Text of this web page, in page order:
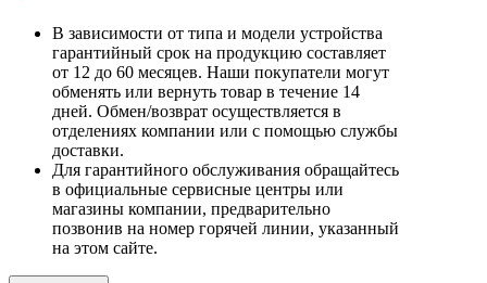
В зависимости от типа и модели устройства
гарантийный срок на продукцию составляет
от 12 до 60 месяцев. Наши покупатели могут
обменять или вернуть товар в течение 14
дней. Обмен/возврат осуществляется в
отделениях компании или с помощью службы
доставки.
Для гарантийного обслуживания обращайтесь
в официальные сервисные центры или
магазины компании, предварительно
позвонив на номер горячей линии, указанный
на этом сайте.